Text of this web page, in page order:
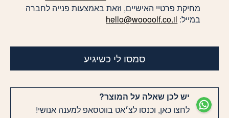
מחיקת פרטיי האישיים, וזאת באמצעות פנייה לחברה
במייל: hello@woooolf.co.il
סמסו לי כשיגיע
יש לכן שאלה על המוצר?
לחצו כאן, וכנסו לצ׳אט בווטסאפ למענה אנושי!